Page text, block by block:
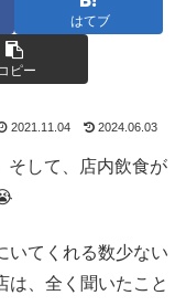
はてブ
ピー
2021.11.04 2024.06.03
そして、店内飲食が
いてくれる数少ない
は、全く聞いたこと